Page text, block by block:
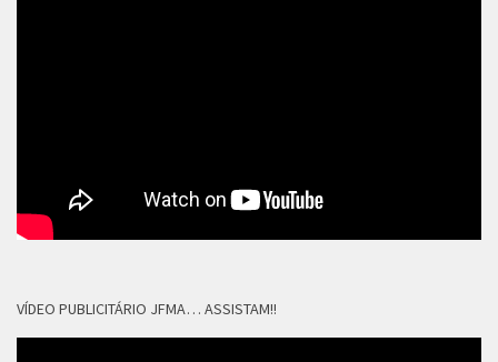
VÍDEO PUBLICITÁRIO JFMA… ASSISTAM!!